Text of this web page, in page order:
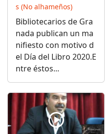
s (No alhameños)
Bibliotecarios de Gra
nada publican un ma
nifiesto con motivo d
el Día del Libro 2020.E
ntre éstos...